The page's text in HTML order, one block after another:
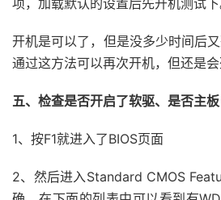
项，加载默认的设置后先开机测试下
开机是可以了，但是没多少时间后又
通过这方法可以再次开机，但还是会
五、检查是否开启了软驱、是否主
1、按F1就进入了BIOS页面
2、然后进入Standard CMOS